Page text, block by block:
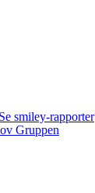
Se smiley-rapporter
Gruppen